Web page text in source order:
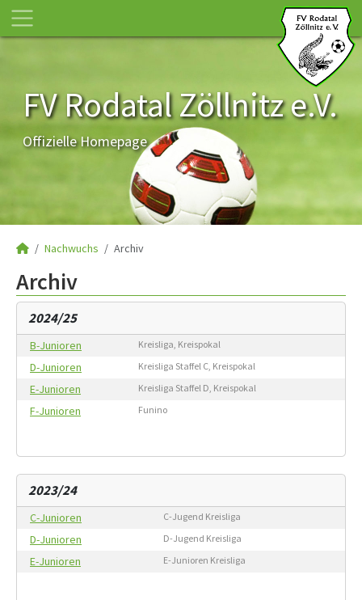
FV Rodatal Zöllnitz e.V.
Offizielle Homepage
Nachwuchs Archiv
Archiv
2024/25
B-Junioren Kreisliga, Kreispokal
D-Junioren Kreisliga Staffel C, Kreispokal
E-Junioren Kreisliga Staffel D, Kreispokal
F-Junioren Funino
2023/24
C-Junioren C-Jugend Kreisliga
D-Junioren D-Jugend Kreisliga
E-Junioren E-Junioren Kreisliga